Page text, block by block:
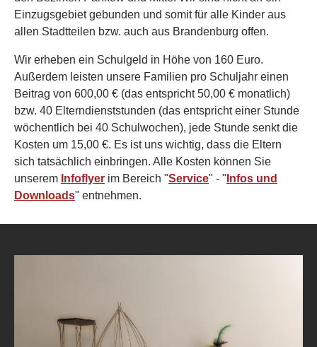
Einzugsgebiet gebunden und somit für alle Kinder aus
allen Stadtteilen bzw. auch aus Brandenburg offen.
Wir erheben ein Schulgeld in Höhe von 160 Euro.
Außerdem leisten unsere Familien pro Schuljahr einen
Beitrag von 600,00 € (das entspricht 50,00 € monatlich)
bzw. 40 Elterndienststunden (das entspricht einer Stunde
wöchentlich bei 40 Schulwochen), jede Stunde senkt die
Kosten um 15,00 €. Es ist uns wichtig, dass die Eltern
sich tatsächlich einbringen. Alle Kosten können Sie
unserem Infoflyer im Bereich "Service" - " Infos und
Downloads" entnehmen.